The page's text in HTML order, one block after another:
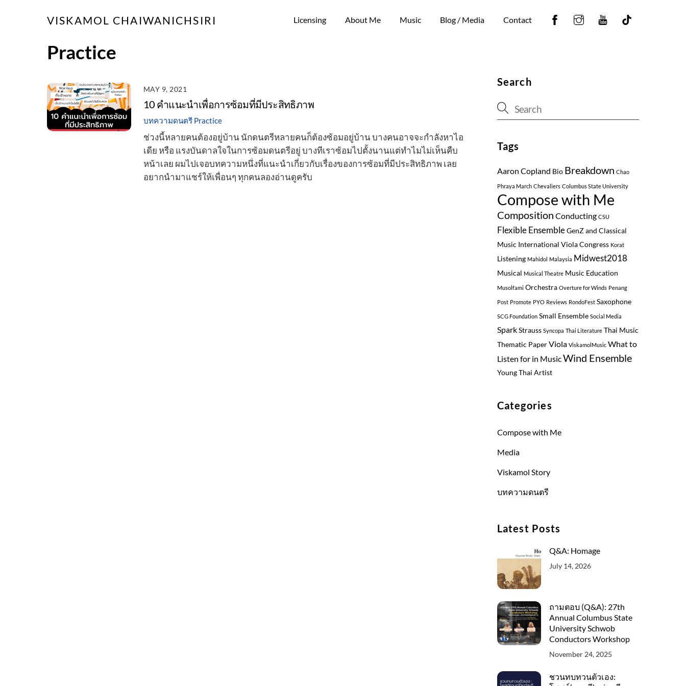
VISKAMOL CHAIWANICHSIRI FacebookInstagramYouTube
Licensing About Me Music Blog / Media Contact
Practice
MAY 9, 2021
10 คำแนะนำเพื่อการซ้อมที่มีประสิทธิภาพ
บทความดนตรี Practice
ช่วงนี้หลายคนต้องอยู่บ้าน นักดนตรีหลายคนก็ต้องซ้อมอยู่บ้าน บางคนอาจจะกำลังหาไอ
เดีย หรือ แรงบันดาลใจในการซ้อมดนตรีอยู่ บางทีเราซ้อมไปตั้งนานแต่ทำไมไม่เห็นคืบ
หน้าเลย ผมไปเจอบทความหนึ่งที่แนะนำเกี่ยวกับเรื่องของการซ้อมที่มีประสิทธิภาพ เลย
อยากนำมาแชร์ให้เพื่อนๆ ทุกคนลองอ่านดูครับ
Search
Tags
Aaron Copland Bio Breakdown Chao
Phraya March Chevaliers Columbus State University
Compose with Me
Composition Conducting CSU
Flexible Ensemble GenZ and Classical
Music International Viola Congress Korat
Listening Mahidol Malaysia Midwest2018
Musical Musical Theatre Music Education
Musolfami Orchestra Overture for Winds Penang
Post Promote PYO Reviews RondoFest Saxophone
SCG Foundation Small Ensemble Social Media
Spark Strauss Syncopa Thai Literature Thai Music
Thematic Paper Viola ViskamolMusic What to
Listen for in MusicWind Ensemble
Young Thai Artist
Categories
Compose with Me
Media
Viskamol Story
บทความดนตรี
Latest Posts
Q&A: Homage
July 14, 2026
ถามตอบ (Q&A): 27th
Annual Columbus State
University Schwob
Conductors Workshop
November 24, 2025
ชวนทบทวนตัวเอง: